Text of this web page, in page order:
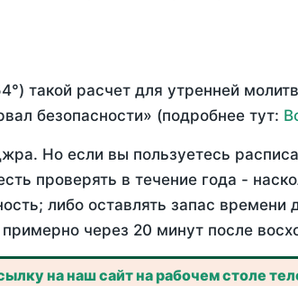
такой расчет для утренней
безопасности» (подробнее тут:
Но если вы пользуетесь
проверять в течение года -
либо оставлять запас
через 20 минут после
на наш сайт на рабочем столе